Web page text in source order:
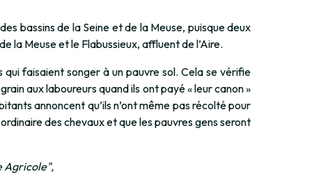
bassins de la Seine et de la Meuse, puisque deux
la Meuse et le Flabussieux, affluent de l’Aire.
faisaient songer à un pauvre sol. Cela se vérifie
aux laboureurs quand ils ont payé « leur canon »
annoncent qu’ils n’ont même pas récolté pour
des chevaux et que les pauvres gens seront
Agricole",